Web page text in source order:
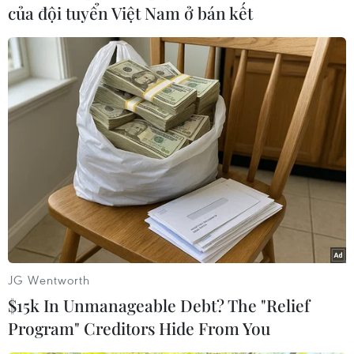
Lúc này, thông tin giữa tàu và Sở chỉ huy và bến
vẫn giữ liên lạc tốt. Mọiphương án đón tàu ở
bến được chuẩn bị chu đáo, kể cả trong “trường
hợp xấunhất,” bến sẵn sàng “chia lửa” với tàu.
Sau đó tình hình xấu đi, máy bay địch lượn
nhiều, chúng báo động và tàu165 đã bị rất đông
tàu giặc bao vây giữa biển khơi. Trên bờ, lúc
này ai cũngngóng ra biển, ai cũng căng mắt lo
âu...
Nhưng do chiến đấu không cân sức, biết không
thể thoát được, thuyền trưởngxin lệnh cấp trên
cho thủy tàu không để rơi vào tay giặc.
của đội tuyển Việt Nam ở bán kết
JG Wentworth
$15k In Unmanageable Debt? The "Relief
Program" Creditors Hide From You